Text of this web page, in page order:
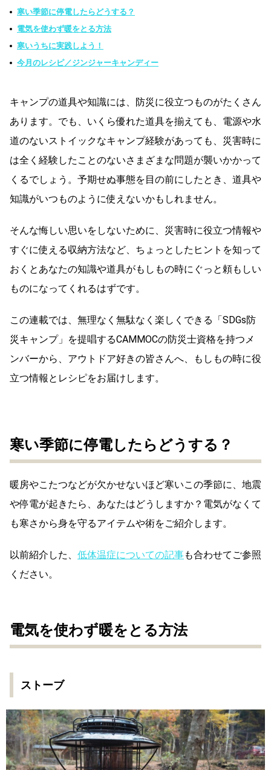
寒い季節に停電したらどうする？
電気を使わず暖をとる方法
寒いうちに実践しよう！
今月のレシピ／ジンジャーキャンディー
キャンプの道具や知識には、防災に役立つものがたくさん
あります。でも、いくら優れた道具を揃えても、電源や水
道のないストイックなキャンプ経験があっても、災害時に
は全く経験したことのないさまざまな問題が襲いかかって
くるでしょう。予期せぬ事態を目の前にしたとき、道具や
知識がいつものように使えないかもしれません。
そんな悔しい思いをしないために、災害時に役立つ情報や
すぐに使える収納方法など、ちょっとしたヒントを知って
おくとあなたの知識や道具がもしもの時にぐっと頼もしい
ものになってくれるはずです。
この連載では、無理なく無駄なく楽しくできる「SDGs防
災キャンプ」を提唱するCAMMOCの防災士資格を持つメ
ンバーから、アウトドア好きの皆さんへ、もしもの時に役
立つ情報とレシピをお届けします。
寒い季節に停電したらどうする？
暖房やこたつなどが欠かせないほど寒いこの季節に、地震
や停電が起きたら、あなたはどうしますか？電気がなくて
も寒さから身を守るアイテムや術をご紹介します。
以前紹介した、 低体温症についての記事も合わせてご参照
ください。
電気を使わず暖をとる方法
ストーブ